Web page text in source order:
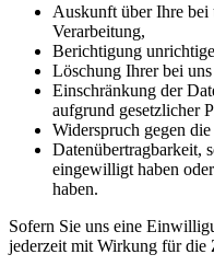
Auskunft über Ihre bei
Verarbeitung,
Berichtigung
Löschung Ihrer bei
Einschränkung der
aufgrund gesetzlicher
Widerspruch gegen
Datenübertragbarkeit,
eingewilligt haben
haben.
Sofern Sie uns eine
jederzeit mit Wirkung für die